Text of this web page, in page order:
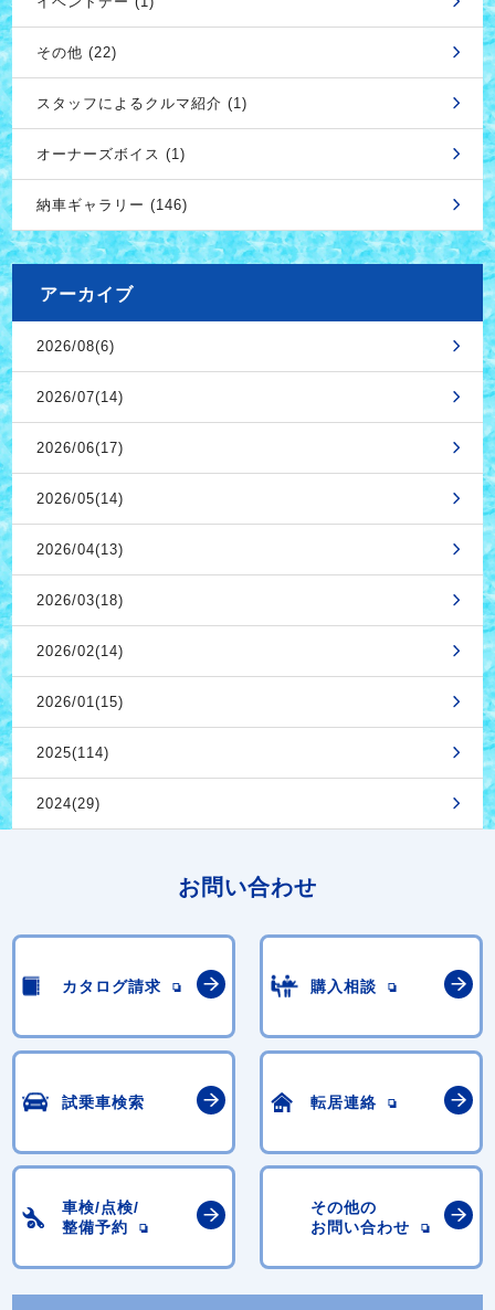
その他 (22)
スタッフによるクルマ紹介 (1)
オーナーズボイス (1)
納車ギャラリー (146)
アーカイブ
2026/08(6)
2026/07(14)
2026/06(17)
2026/05(14)
2026/04(13)
2026/03(18)
2026/02(14)
2026/01(15)
2025(114)
2024(29)
お問い合わせ
カタログ請求 購入相談
試乗車検索 転居連絡
車検/点検/
整備予約
その他の
お問い合わせ